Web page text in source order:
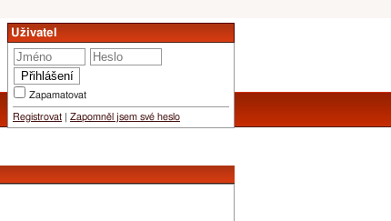
Uživatel
Zapamatovat
Registrovat Zapomněl jsem své heslo